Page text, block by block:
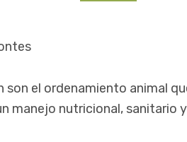
el ordenamiento animal
manejo nutricional, sanitario